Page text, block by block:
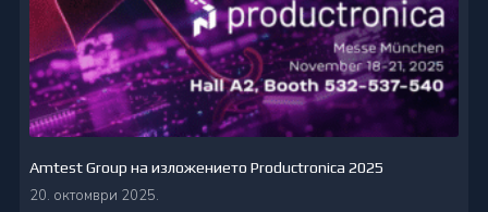
Amtest Group на изложението Productronica 2025
20. октомври 2025.